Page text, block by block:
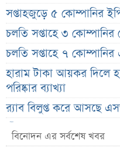
সপ্তাহজুড়ে ৫ কোম্পানির
চলতি সপ্তাহে ৩ কোম্পানির
চলতি সপ্তাহে ৭
হারাম টাকা আয়কর দিলে
পরিষ্কার ব্যাখ্যা
র‌্যাব বিলুপ্ত করে আসছে
চাঁদের ছায়ায় ঢেকে যাবে
বিরল দৃশ্য
বিনোদন এর সর্বশেষ খবর